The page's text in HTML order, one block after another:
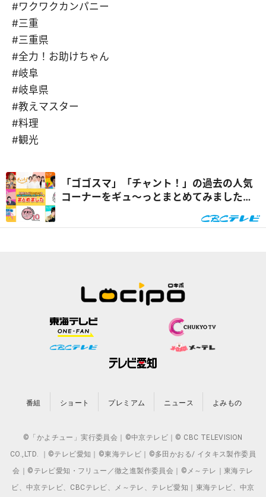
#ワクワクカンパニー
#三重
#三重県
#全力！お助けちゃん
#岐阜
#岐阜県
#教えマスター
#料理
#観光
「ゴゴスマ」「チャント！」の過去の人気
コーナーをギュ～っとまとめてみました！
番組 ショート プレミアム ニュース よみもの
©「かよチュー」実行委員会｜©中京テレビ｜© CBC TELEVISION
CO.,LTD. ｜©テレビ愛知｜©東海テレビ｜©多田かおる/ イタキス製作委員
会｜©テレビ愛知・フリュー／徹之進製作委員会｜©メ～テレ｜東海テレ
ビ、中京テレビ、CBCテレビ、メ～テレ、テレビ愛知｜東海テレビ、中京